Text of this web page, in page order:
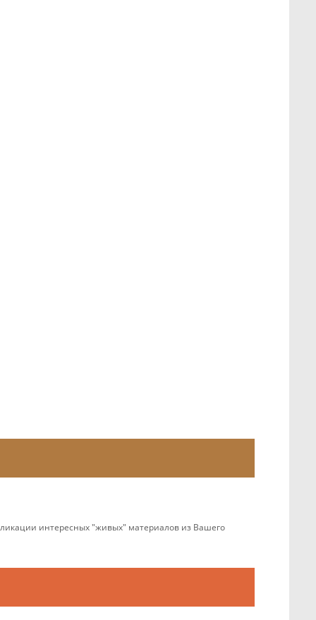
интересных "живых" материалов из Вашего